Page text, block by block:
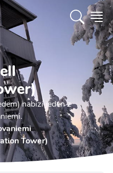
nabízí jeden z
Tower)